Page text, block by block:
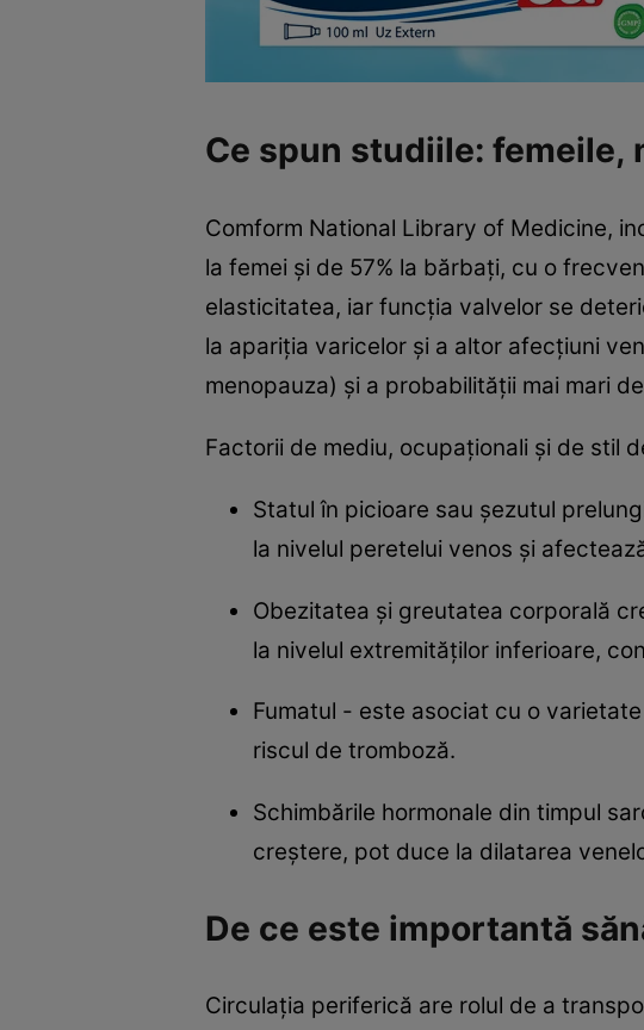
Ce spun studiile: femeile,
Comform National Library of Medicine,
la femei și de 57% la bărbați, cu o
elasticitatea, iar funcția valvelor se
la apariția varicelor și a altor afecțiuni
menopauza) și a probabilității mai mari
Factorii de mediu, ocupaționali și de stil
Statul în picioare sau șezutul
la nivelul peretelui venos și
Obezitatea și greutatea corporală
la nivelul extremităților inferioare,
Fumatul - este asociat cu o
riscul de tromboză.
Schimbările hormonale din timpul
creștere, pot duce la dilatarea
De ce este importantă
Circulația periferică are rolul de a